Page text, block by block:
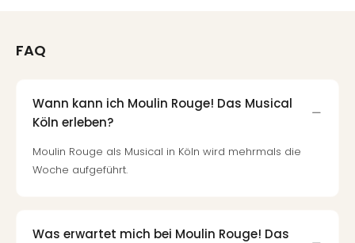
FAQ
Wann kann ich Moulin Rouge! Das Musical
Köln erleben?
Moulin Rouge als Musical in Köln wird mehrmals die
Woche aufgeführt.
Was erwartet mich bei Moulin Rouge! Das